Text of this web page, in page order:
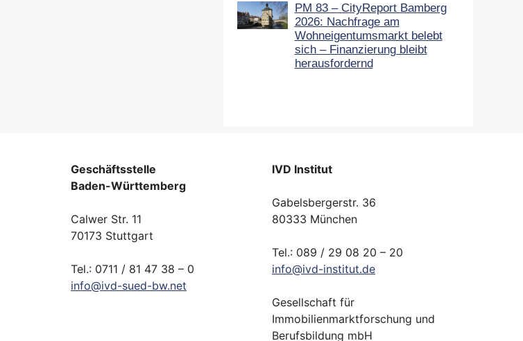
PM 83 – CityReport Bamberg
2026: Nachfrage am
Wohneigentumsmarkt belebt
sich – Finanzierung bleibt
herausfordernd
Geschäftsstelle
Baden-Württemberg
Calwer Str. 11
70173 Stuttgart
Tel.: 0711 / 81 47 38 – 0
info@ivd-sued-bw.net
IVD Institut
Gabelsbergerstr. 36
80333 München
Tel.: 089 / 29 08 20 – 20
info@ivd-institut.de
Gesellschaft für
Immobilienmarktforschung und
Berufsbildung mbH